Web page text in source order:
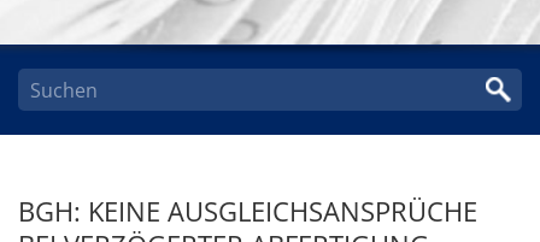
BGH: KEINE AUSGLEICHSANSPRÜCHE